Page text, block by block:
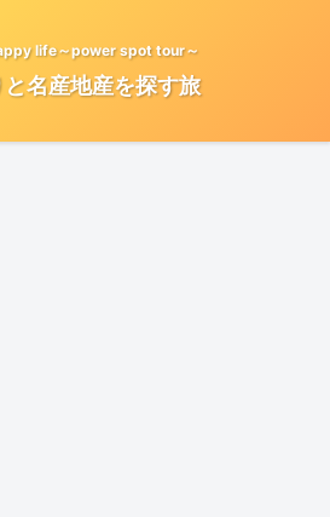
life～power spot tour～
名産地産を探す旅